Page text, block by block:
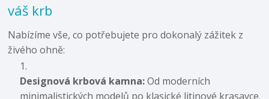
váš krb
Nabízíme vše, co potřebujete pro dokonalý zážitek z
živého ohně:
Designová krbová kamna:Od moderních
minimalistických modelů po klasické litinové krasavce.